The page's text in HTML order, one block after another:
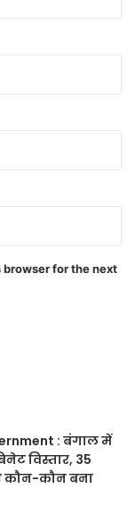
for the next
: बंगाल में
विस्तार, 35
कौन-कौन बना